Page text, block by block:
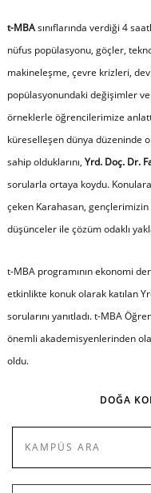
t-MBAsınıflarında verdiği 4
nüfus popülasyonu, göçler,
makineleşme, çevre krizleri,
popülasyonundaki değişimler
örneklerle öğrencilerimize
küreselleşen dünya düzeninde
sahip olduklarını, Yrd. Doç. Dr.
sorularla ortaya koydu. Konulara
çeken Karahasan,
düşünceler ile çözüm odaklı
t-MBA programının ekonomi
etkinlikte konuk olarak katılan
sorularını yanıtladı. t-MBA
önemli akademisyenlerinden
oldu.
DOĞA